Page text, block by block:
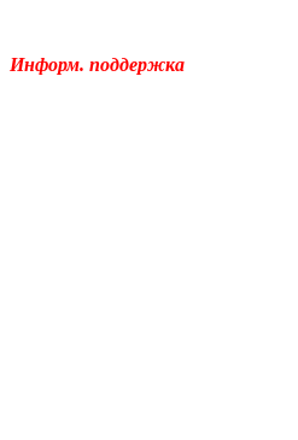
Информ. поддержка